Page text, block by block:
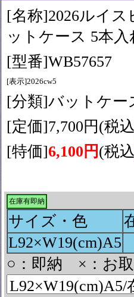
[名称]2026ルイ
ットケース 5本入
[型番]WB57657
[表示]2026cw5
[分類]バットケー
[定価]7,700円(税
[特価]6,100円 (税
在庫有即納
サイズ・色
L92×W19(cm)A5
○：即納 ×：お